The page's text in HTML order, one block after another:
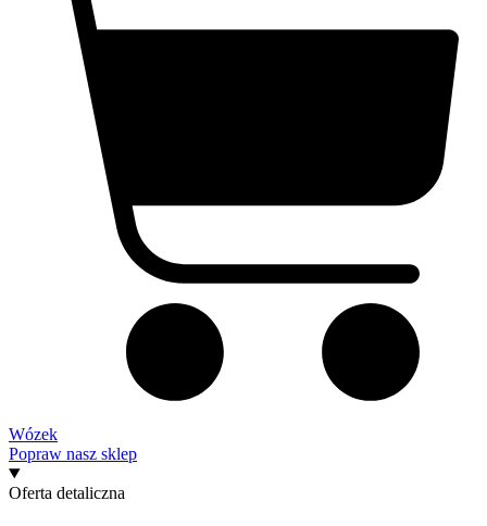
Wózek
Popraw nasz sklep
Oferta detaliczna